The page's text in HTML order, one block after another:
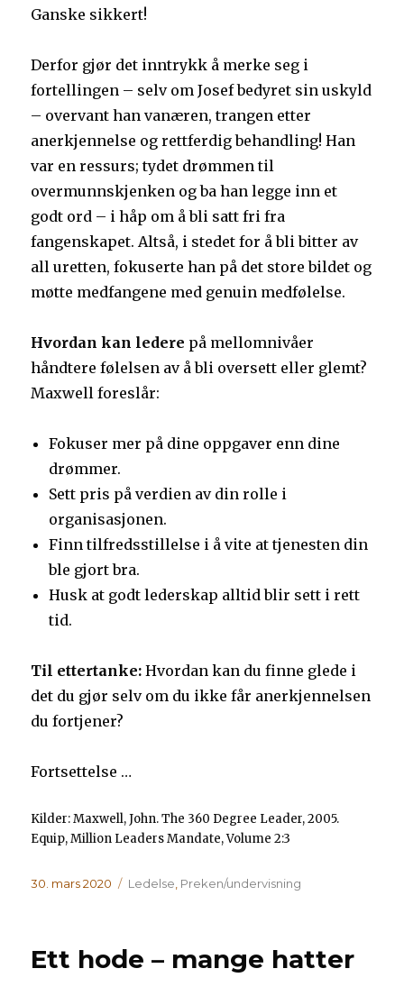
Ganske sikkert!
Derfor gjør det inntrykk å merke seg i
fortellingen – selv om Josef bedyret sin uskyld
– overvant han vanæren, trangen etter
anerkjennelse og rettferdig behandling! Han
var en ressurs; tydet drømmen til
overmunnskjenken og ba han legge inn et
godt ord – i håp om å bli satt fri fra
fangenskapet. Altså, i stedet for å bli bitter av
all uretten, fokuserte han på det store bildet og
møtte medfangene med genuin medfølelse.
Hvordan kan ledere på mellomnivåer
håndtere følelsen av å bli oversett eller glemt?
Maxwell foreslår:
Fokuser mer på dine oppgaver enn dine
drømmer.
Sett pris på verdien av din rolle i
organisasjonen.
Finn tilfredsstillelse i å vite at tjenesten din
ble gjort bra.
Husk at godt lederskap alltid blir sett i rett
tid.
Til ettertanke: Hvordan kan du finne glede i
det du gjør selv om du ikke får anerkjennelsen
du fortjener?
Fortsettelse …
Kilder: Maxwell, John. The 360 Degree Leader, 2005.
Equip, Million Leaders Mandate, Volume 2:3
Publisert
30. mars 2020 Kategorier
Ledelse, Preken/undervisning
Ett hode – mange hatter